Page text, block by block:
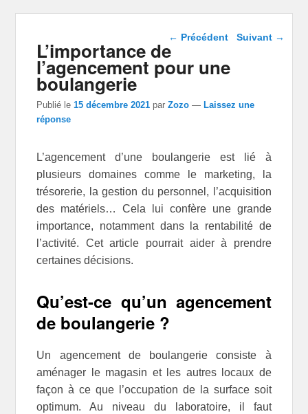
Navigation dans les
← Précédent Suivant →
L’importance de
l’agencement pour une
boulangerie
Publié le15 décembre 2021 parZozo —Laissez une
réponse
L’agencement d’une boulangerie est lié à
plusieurs domaines comme le marketing, la
trésorerie, la gestion du personnel, l’acquisition
des matériels… Cela lui confère une grande
importance, notamment dans la rentabilité de
l’activité. Cet article pourrait aider à prendre
certaines décisions.
Qu’est-ce qu’un agencement
de boulangerie ?
Un agencement de boulangerie consiste à
aménager le magasin et les autres locaux de
façon à ce que l’occupation de la surface soit
optimum. Au niveau du laboratoire, il faut